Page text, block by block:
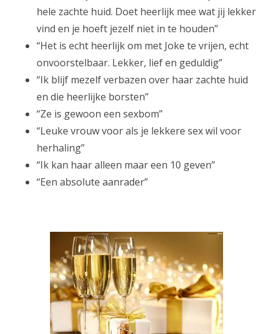
hele zachte huid. Doet heerlijk mee wat jij lekker
vind en je hoeft jezelf niet in te houden”
“Het is echt heerlijk om met Joke te vrijen, echt
onvoorstelbaar. Lekker, lief en geduldig”
“Ik blijf mezelf verbazen over haar zachte huid
en die heerlijke borsten”
“Ze is gewoon een sexbom”
“Leuke vrouw voor als je lekkere sex wil voor
herhaling”
“Ik kan haar alleen maar een 10 geven”
“Een absolute aanrader”